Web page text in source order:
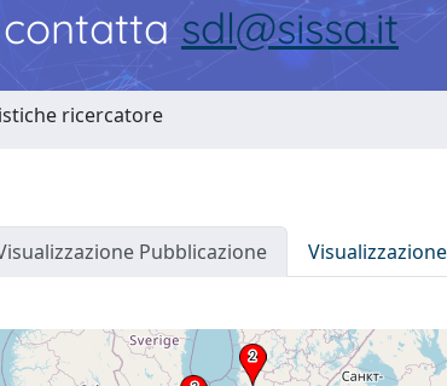
sdl@sissa.it
ricercatore
Pubblicazione